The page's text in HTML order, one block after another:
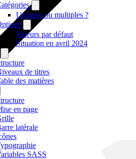
Uniques ou multiples ?
Valeurs par défaut
Situation en avril 2024
de titres
des matières
en page
latérale
SASS